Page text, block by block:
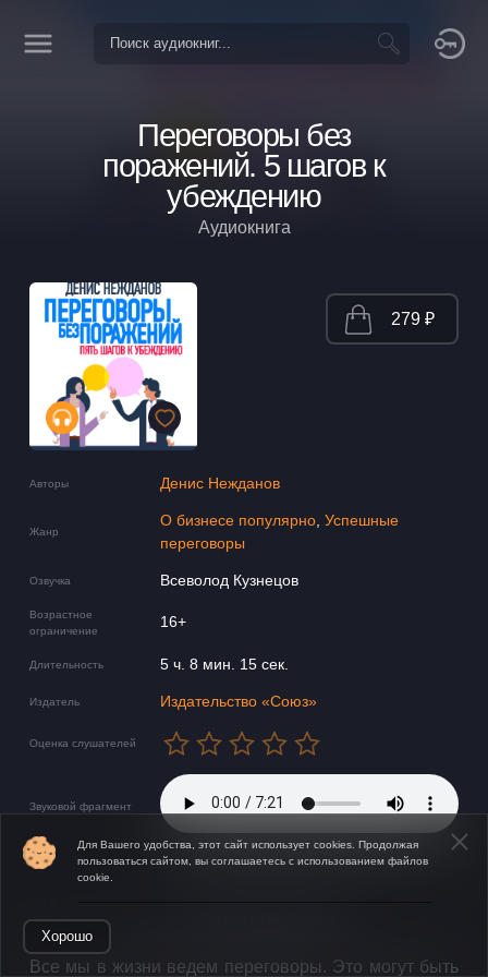
Переговоры без
поражений. 5 шагов к
убеждению
Аудиокнига
Авторы Денис Нежданов
Жанр
О бизнесе популярно, Успешные
переговоры
Озвучка Всеволод Кузнецов
Возрастное
ограничение
16+
Длительность 5 ч. 8 мин. 15 сек.
Издатель Издательство «Союз»
Оценка слушателей
Звуковой фрагмент
279 ₽
​​Все мы в жизни ведем переговоры. Это могут быть
Для Вашего удобства, этот сайт использует cookies. Продолжая
пользоваться сайтом, вы соглашаетесь с использованием файлов
cookie.
Хорошо